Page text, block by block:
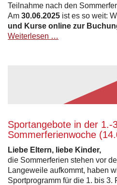
Teilnahme nach den
Am 30.06.2025 ist es so weit:
und Kurse online zur
Weiterlesen …
Sportangebote in der 1.-
Sommerferienwoche
Liebe Eltern, liebe Kinder,
die Sommerferien stehen vor
Langeweile aufkommt, haben
Sportprogramm für die 1. bis 3.